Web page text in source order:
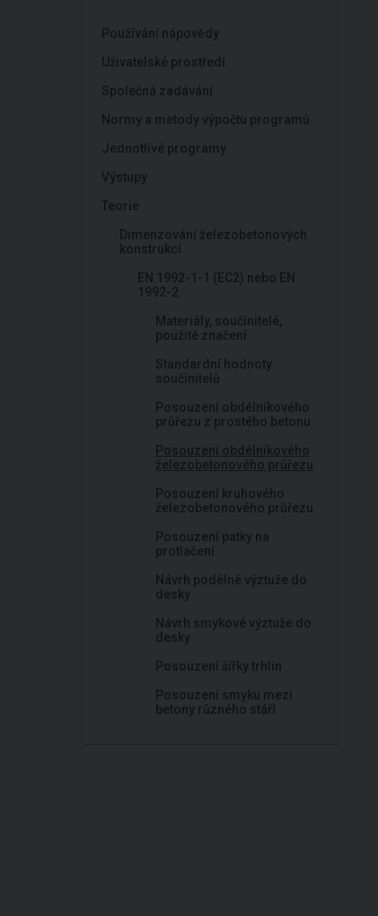
Používání nápovědy
Uživatelské prostředí
Společná zadávání
Normy a metody výpočtu programů
Jednotlivé programy
Výstupy
Teorie
Dimenzování železobetonových
konstrukcí
EN 1992-1-1 (EC2) nebo EN
1992-2
Materiály, součinitelé,
použité značení
Standardní hodnoty
součinitelů
Posouzení obdélníkového
průřezu z prostého betonu
Posouzení obdélníkového
železobetonového průřezu
Posouzení kruhového
železobetonového průřezu
Posouzení patky na
protlačení
Návrh podélné výztuže do
desky
Návrh smykové výztuže do
desky
Posouzení šířky trhlin
Posouzení smyku mezi
betony různého stáří